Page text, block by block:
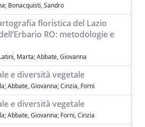
Bonacquisti, Sandro
floristica del Lazio
RO: metodologie e
Marta; Abbate, Giovanna
e diversità vegetale
Abbate, Giovanna; Cinzia, Forni
e diversità vegetale
Abbate, Giovanna; Forni, Cinzia